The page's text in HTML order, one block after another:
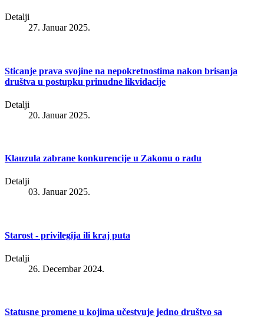
Detalji
27. Januar 2025.
Sticanje prava svojine na nepokretnostima nakon brisanja
društva u postupku prinudne likvidacije
Detalji
20. Januar 2025.
Klauzula zabrane konkurencije u Zakonu o radu
Detalji
03. Januar 2025.
Starost - privilegija ili kraj puta
Detalji
26. Decembar 2024.
Statusne promene u kojima učestvuje jedno društvo sa